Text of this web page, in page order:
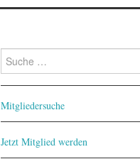
Suche
nach:
Mitgliedersuche
Jetzt Mitglied werden